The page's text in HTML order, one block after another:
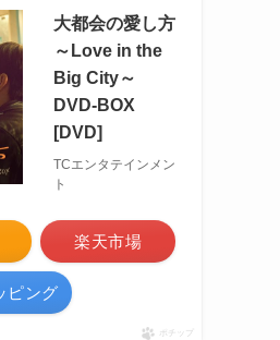
大都会の愛し方
～Love in the
Big City～
DVD-BOX
[DVD]
TCエンタテインメン
ト
楽天市場
ピング
ポチップ